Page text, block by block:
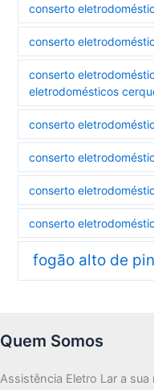
conserto
conserto
conserto
eletrodomésticos
conserto
conserto
conserto
conserto
fogão alto de
Quem Somos
Assistência Eletro Lar a